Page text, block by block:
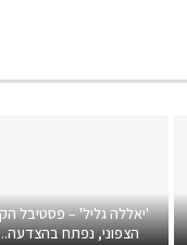
'יאללה גליל' – פסטיבל
הצפוני, נפתח